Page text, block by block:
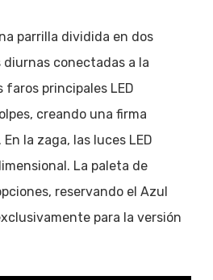
parrilla dividida en dos
diurnas conectadas a la
faros principales LED
creando una firma
la zaga, las luces LED
La paleta de
reservando el Azul
para la versión